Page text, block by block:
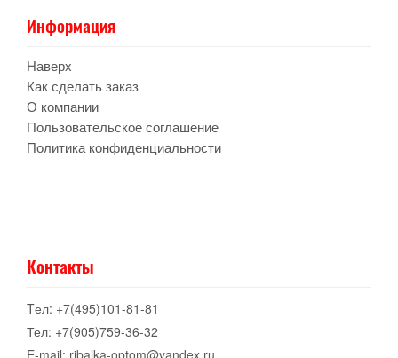
Информация
Наверх
Как сделать заказ
О компании
Пользовательское соглашение
Политика конфиденциальности
Контакты
Tел: +7(495)101-81-81
Тел: +7(905)759-36-32
E-mail: ribalka-optom@yandex.ru